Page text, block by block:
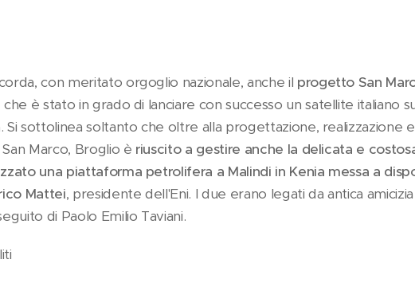
con meritato orgoglio nazionale, anche il progetto San
che è stato in grado di lanciare con successo un satellite italiano
Si sottolinea soltanto che oltre alla progettazione, realizzazione
Marco, Broglio è riuscito a gestire anche la delicata e
una piattaforma petrolifera a Malindi in Kenia messa a
Mattei, presidente dell'Eni. I due erano legati da antica
di Paolo Emilio Taviani.